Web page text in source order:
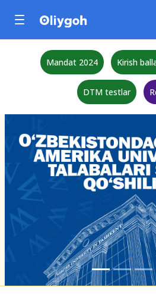
Mandat 2024 Kirish
DTM testlar